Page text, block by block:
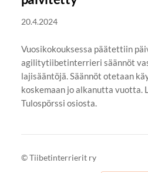
20.4.2024
Vuosikokouksessa päätettiin
agilitytiibetinterrieri säännöt
lajisääntöjä. Säännöt otetaan
koskemaan jo alkanutta vuotta.
Tulospörssi osiosta.
©Tiibetinterrierit ry